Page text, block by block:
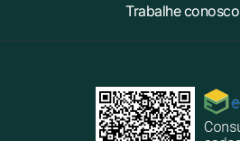
Trabalhe conosco